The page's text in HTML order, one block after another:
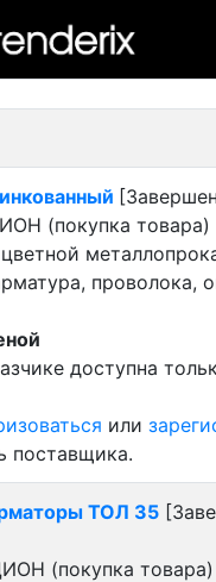
лот
(покупка товара)
проволока,
доступна
или
поставщика.
ТОЛ 35
(покупка товара)